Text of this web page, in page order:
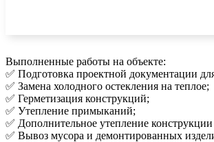
Выполненные работы на объекте:
✅ Подготовка проектной документации
✅ Замена холодного остекления на теплое;
✅ Герметизация конструкций;
✅ Утепление примыканий;
✅ Дополнительное утепление
✅ Вывоз мусора и демонтированных